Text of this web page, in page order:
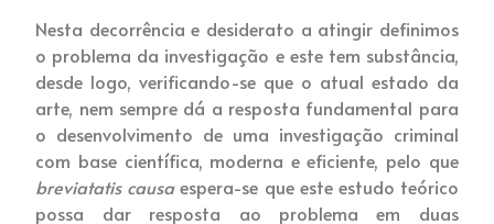
Nesta decorrência e desiderato a atingir definimos
o problema da investigação e este tem substância,
desde logo, verificando-se que o atual estado da
arte, nem sempre dá a resposta fundamental para
o desenvolvimento de uma investigação criminal
com base científica, moderna e eficiente, pelo que
breviatatis causaespera-se que este estudo teórico
possa dar resposta ao problema em duas